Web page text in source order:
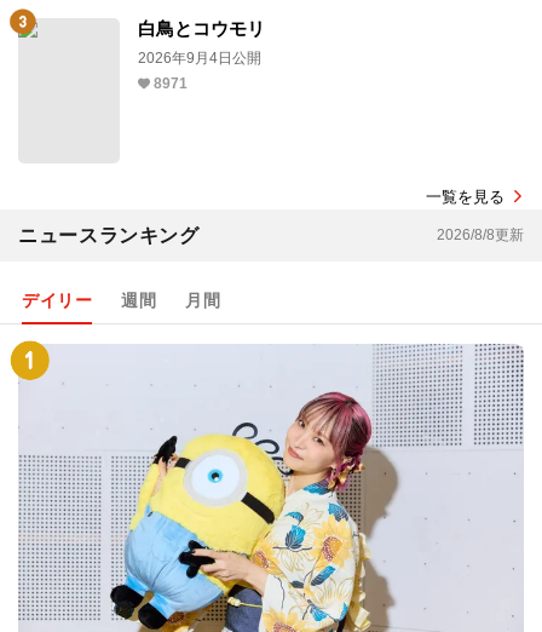
白鳥とコウモリ
2026年9月4日公開
8971
一覧を見る
ニュースランキング 2026/8/8更新
デイリー 週間 月間